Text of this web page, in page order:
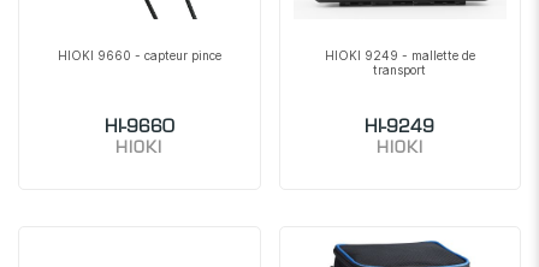
HIOKI 9660 - capteur pince
HI-9660
HIOKI
HIOKI 9249 - mallette de
transport
HI-9249
HIOKI